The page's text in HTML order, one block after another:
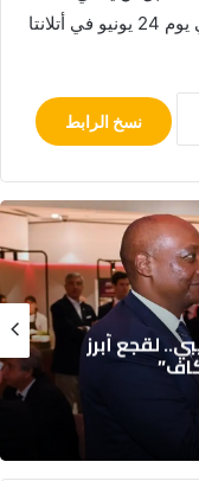
نسخ الرابط
لخلافة